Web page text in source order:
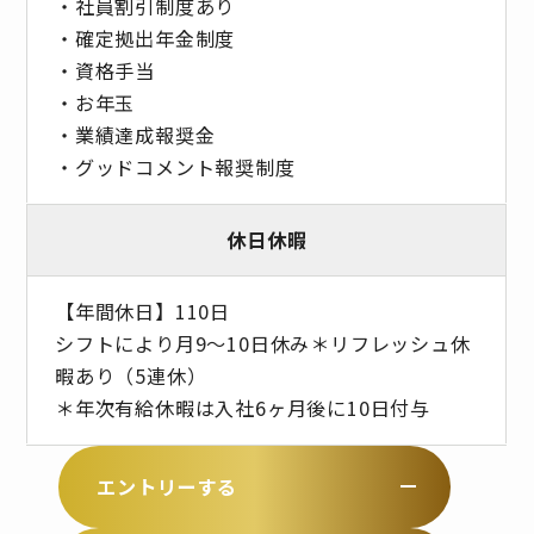
・社員割引制度あり
・確定拠出年金制度
・資格手当
・お年玉
・業績達成報奨金
・グッドコメント報奨制度
休日休暇
【年間休日】110日
シフトにより月9～10日休み＊リフレッシュ休
暇あり（5連休）
＊年次有給休暇は入社6ヶ月後に10日付与
エントリーする